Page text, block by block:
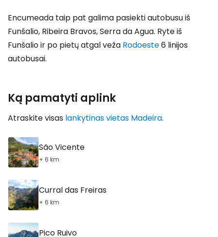
Encumeada taip pat galima pasiekti autobusu iš
Funšalio, Ribeira Bravos, Serra da Agua. Ryte iš
Funšalio ir po pietų atgal veža Rodoeste6 linijos
autobusai.
Ką pamatyti aplink
Atraskite visas lankytinas vietas Madeira.
São Vicente
+ 6 km
Curral das Freiras
+ 6 km
Pico Ruivo